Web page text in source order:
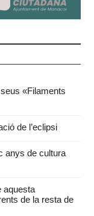
«Filaments
de l’eclipsi
anys de cultura
aquesta
de la resta de